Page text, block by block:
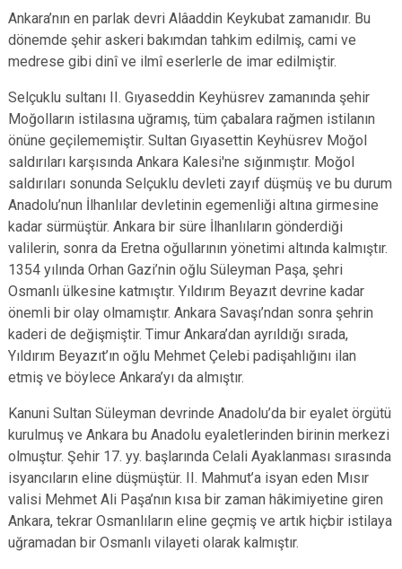
Ankara’nın en parlak devri Alâaddin Keykubat zamanıdır. Bu
dönemde şehir askeri bakımdan tahkim edilmiş, cami ve
medrese gibi dinî ve ilmî eserlerle de imar edilmiştir.
Selçuklu sultanı II. Gıyaseddin Keyhüsrev zamanında şehir
Moğolların istilasına uğramış, tüm çabalara rağmen istilanın
önüne geçilememiştir. Sultan Gıyasettin Keyhüsrev Moğol
saldırıları karşısında Ankara Kalesi'ne sığınmıştır. Moğol
saldırıları sonunda Selçuklu devleti zayıf düşmüş ve bu durum
Anadolu’nun İlhanlılar devletinin egemenliği altına girmesine
kadar sürmüştür. Ankara bir süre İlhanlıların gönderdiği
valilerin, sonra da Eretna oğullarının yönetimi altında kalmıştır.
1354 yılında Orhan Gazi’nin oğlu Süleyman Paşa, şehri
Osmanlı ülkesine katmıştır. Yıldırım Beyazıt devrine kadar
önemli bir olay olmamıştır. Ankara Savaşı’ndan sonra şehrin
kaderi de değişmiştir. Timur Ankara’dan ayrıldığı sırada,
Yıldırım Beyazıt’ın oğlu Mehmet Çelebi padişahlığını ilan
etmiş ve böylece Ankara’yı da almıştır.
Kanuni Sultan Süleyman devrinde Anadolu’da bir eyalet örgütü
kurulmuş ve Ankara bu Anadolu eyaletlerinden birinin merkezi
olmuştur. Şehir 17. yy. başlarında Celali Ayaklanması sırasında
isyancıların eline düşmüştür. II. Mahmut’a isyan eden Mısır
valisi Mehmet Ali Paşa’nın kısa bir zaman hâkimiyetine giren
Ankara, tekrar Osmanlıların eline geçmiş ve artık hiçbir istilaya
uğramadan bir Osmanlı vilayeti olarak kalmıştır.